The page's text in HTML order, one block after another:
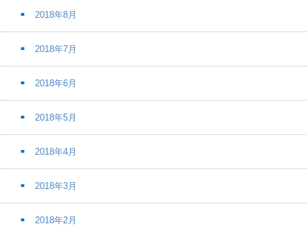
2018年8月
2018年7月
2018年6月
2018年5月
2018年4月
2018年3月
2018年2月